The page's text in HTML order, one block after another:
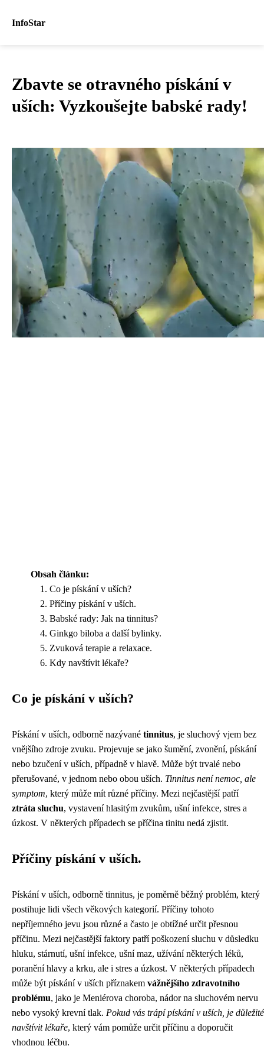
InfoStar
Zbavte se otravného pískání v
uších: Vyzkoušejte babské rady!
Obsah článku:
Co je pískání v uších?
Příčiny pískání v uších.
Babské rady: Jak na tinnitus?
Ginkgo biloba a další bylinky.
Zvuková terapie a relaxace.
Kdy navštívit lékaře?
Co je pískání v uších?
Pískání v uších, odborně nazývané tinnitus, je sluchový vjem bez
vnějšího zdroje zvuku. Projevuje se jako šumění, zvonění, pískání
nebo bzučení v uších, případně v hlavě. Může být trvalé nebo
přerušované, v jednom nebo obou uších. Tinnitus není nemoc, ale
symptom, který může mít různé příčiny. Mezi nejčastější patří
ztráta sluchu, vystavení hlasitým zvukům, ušní infekce, stres a
úzkost. V některých případech se příčina tinitu nedá zjistit.
Příčiny pískání v uších.
Pískání v uších, odborně tinnitus, je poměrně běžný problém, který
postihuje lidi všech věkových kategorií. Příčiny tohoto
nepříjemného jevu jsou různé a často je obtížné určit přesnou
příčinu. Mezi nejčastější faktory patří poškození sluchu v důsledku
hluku, stárnutí, ušní infekce, ušní maz, užívání některých léků,
poranění hlavy a krku, ale i stres a úzkost. V některých případech
může být pískání v uších příznakem vážnějšího zdravotního
problému, jako je Meniérova choroba, nádor na sluchovém nervu
nebo vysoký krevní tlak. Pokud vás trápí pískání v uších, je důležité
navštívit lékaře, který vám pomůže určit příčinu a doporučit
vhodnou léčbu.